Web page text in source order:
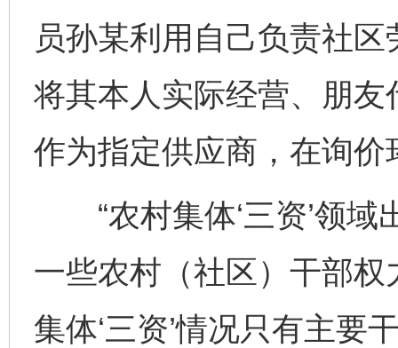
员孙某利用自己负责社
将其本人实际经营、朋
作为指定供应商，在询
“农村集体‘三资’领域
一些农村（社区）干部
集体‘三资’情况只有主要